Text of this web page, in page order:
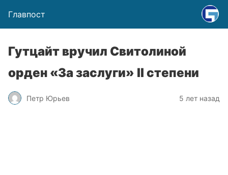
Главпост
Гутцайт вручил Свитолиной
орден «За заслуги» II степени
Петр Юрьев 5 лет назад